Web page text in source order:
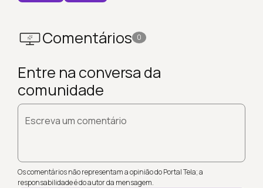
Comentários 0
Entre na conversa da
comunidade
Escreva um comentário
Os comentários não representam a opinião do Portal Tela; a
responsabilidade é do autor da mensagem.